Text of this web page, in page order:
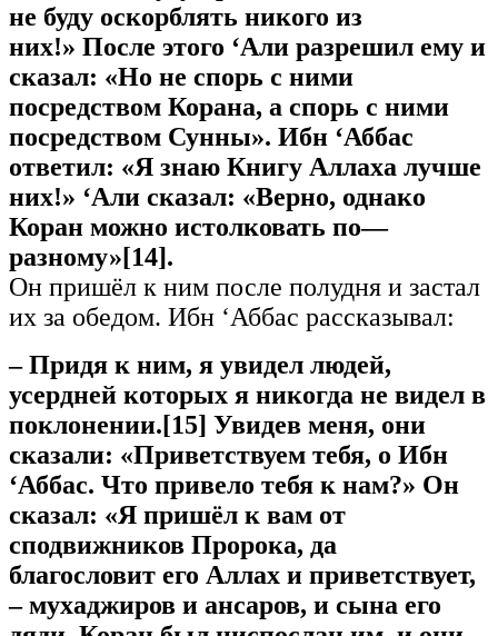
не буду оскорблять никого из
них!» После этого ‘Али разрешил ему и
сказал: «Но не спорь с ними
посредством Корана, а спорь с ними
посредством Сунны». Ибн ‘Аббас
ответил: «Я знаю Книгу Аллаха лучше
них!» ‘Али сказал: «Верно, однако
Коран можно истолковать по—
разному»[14].
Он пришёл к ним после полудня и застал
их за обедом. Ибн ‘Аббас рассказывал:
– Придя к ним, я увидел людей,
усердней которых я никогда не видел в
поклонении.[15] Увидев меня, они
сказали: «Приветствуем тебя, о Ибн
‘Аббас. Что привело тебя к нам?» Он
сказал: «Я пришёл к вам от
сподвижников Пророка, да
благословит его Аллах и приветствует,
– мухаджиров и ансаров, и сына его